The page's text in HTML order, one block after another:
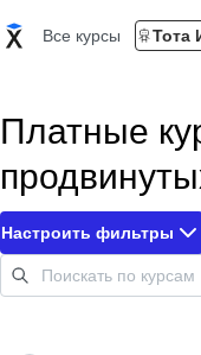
Все курсы Тота
Платные
Настроить фильтры